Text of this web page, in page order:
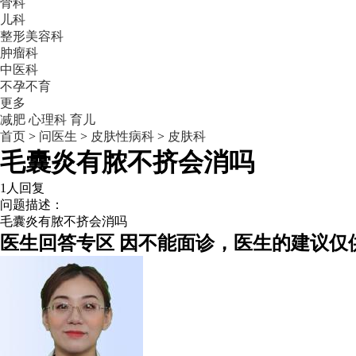
骨科
儿科
整形美容科
肿瘤科
中医科
不孕不育
更多
减肥 心理科 育儿
首页 > 问医生 > 皮肤性病科 > 皮肤科
毛囊炎有脓不挤会消吗
1人回复
问题描述：
毛囊炎有脓不挤会消吗
医生回答专区 因不能面诊，医生的建议仅